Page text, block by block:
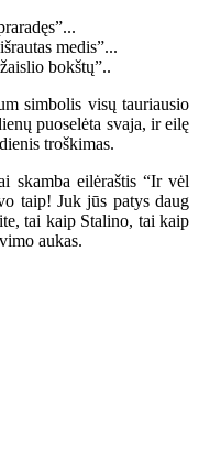
medis”...
bokštų”..
simbolis visų tauriausio
puoselėta svaja, ir eilę
troškimas.
eilėraštis “Ir vėl
taip! Juk jūs patys daug
tai kaip Stalino, tai kaip
aukas.